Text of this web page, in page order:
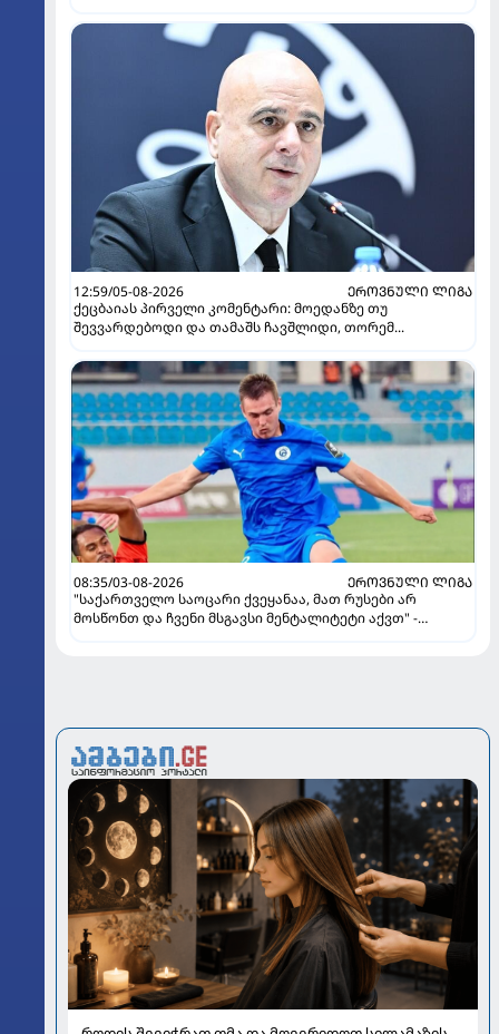
12:59/05-08-2026
ᲔᲠᲝᲕᲜᲣᲚᲘ ᲚᲘᲒᲐ
ქეცბაიას პირველი კომენტარი: მოედანზე თუ
შევვარდებოდი და თამაშს ჩავშლიდი, თორემ...
08:35/03-08-2026
ᲔᲠᲝᲕᲜᲣᲚᲘ ᲚᲘᲒᲐ
"საქართველო საოცარი ქვეყანაა, მათ რუსები არ
მოსწონთ და ჩვენი მსგავსი მენტალიტეტი აქვთ" -